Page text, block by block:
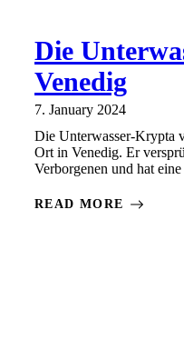
Die
Venedig
7. January 2024
Die Unterwasser-Krypta
Ort in Venedig. Er
Verborgenen und hat eine
READ MORE